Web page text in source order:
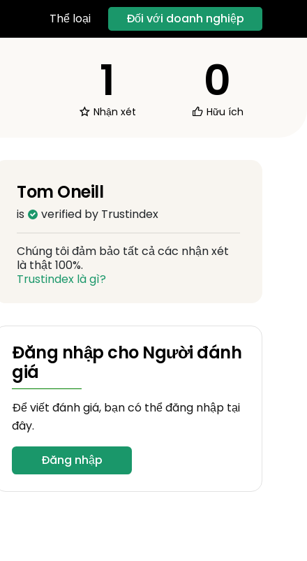
Thể loại Đối với doanh nghiệp
1
Nhận xét
0
Hữu ích
Tom Oneill
is verified by Trustindex
Chúng tôi đảm bảo tất cả các nhận xét
là thật 100%.
Trustindex là gì?
Đăng nhập cho Người đánh
giá
Để viết đánh giá, bạn có thể đăng nhập tại
đây.
Đăng nhập